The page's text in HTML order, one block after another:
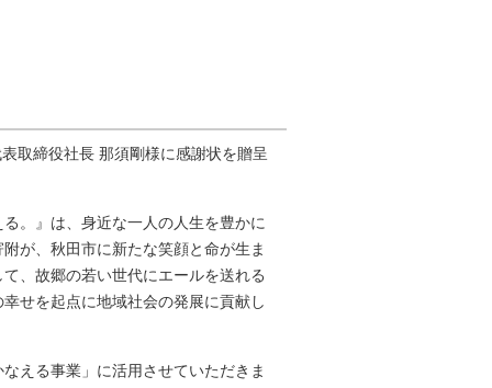
取締役社長 那須剛様に感謝状を贈呈
。』は、身近な一人の人生を豊かに
が、秋田市に新たな笑顔と命が生ま
、故郷の若い世代にエールを送れる
せを起点に地域社会の発展に貢献し
える事業」に活用させていただきま